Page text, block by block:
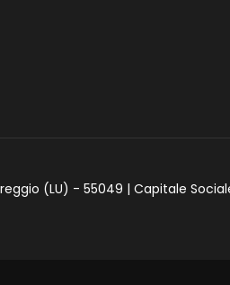
(LU) - 55049 | Capitale